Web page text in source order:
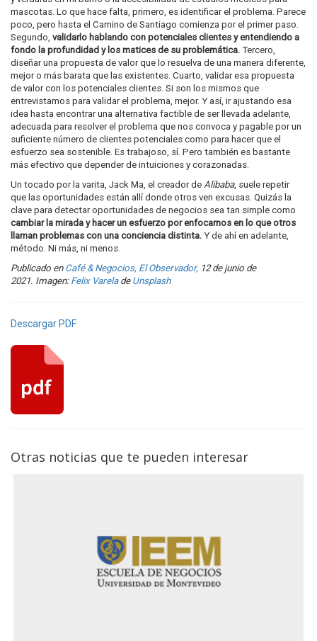
mascotas. Lo que hace falta, primero, es identificar el problema. Parece
poco, pero hasta el Camino de Santiago comienza por el primer paso.
Segundo, validarlo hablando con potenciales clientes y entendiendo a
fondo la profundidad y los matices de su problemática. Tercero,
diseñar una propuesta de valor que lo resuelva de una manera diferente,
mejor o más barata que las existentes. Cuarto, validar esa propuesta
de valor con los potenciales clientes. Si son los mismos que
entrevistamos para validar el problema, mejor. Y así, ir ajustando esa
idea hasta encontrar una alternativa factible de ser llevada adelante,
adecuada para resolver el problema que nos convoca y pagable por un
suficiente número de clientes potenciales como para hacer que el
esfuerzo sea sostenible. Es trabajoso, sí. Pero también es bastante
más efectivo que depender de intuiciones y corazonadas.
Un tocado por la varita, Jack Ma, el creador de Alibaba, suele repetir
que las oportunidades están allí donde otros ven excusas. Quizás la
clave para detectar oportunidades de negocios sea tan simple como
cambiar la mirada y hacer un esfuerzo por enfocarnos en lo que otros
llaman problemas con una conciencia distinta. Y de ahí en adelante,
método. Ni más, ni menos.
Publicado enCafé & Negocios, El Observador, 12 de junio de
2021. Imagen: Felix Varelade Unsplash
Descargar PDF
Otras noticias que te pueden interesar